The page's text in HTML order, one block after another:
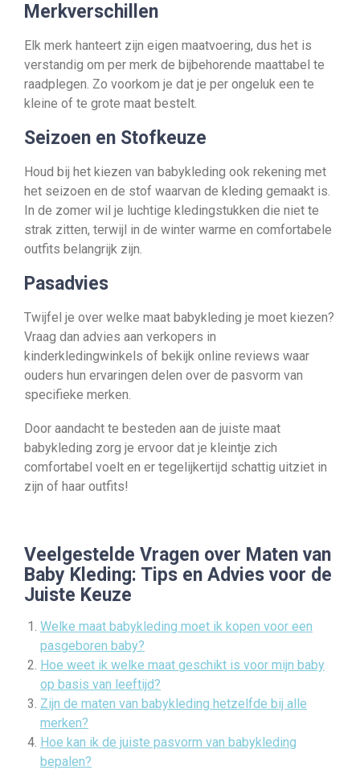
Merkverschillen
Elk merk hanteert zijn eigen maatvoering, dus het is
verstandig om per merk de bijbehorende maattabel te
raadplegen. Zo voorkom je dat je per ongeluk een te
kleine of te grote maat bestelt.
Seizoen en Stofkeuze
Houd bij het kiezen van babykleding ook rekening met
het seizoen en de stof waarvan de kleding gemaakt is.
In de zomer wil je luchtige kledingstukken die niet te
strak zitten, terwijl in de winter warme en comfortabele
outfits belangrijk zijn.
Pasadvies
Twijfel je over welke maat babykleding je moet kiezen?
Vraag dan advies aan verkopers in
kinderkledingwinkels of bekijk online reviews waar
ouders hun ervaringen delen over de pasvorm van
specifieke merken.
Door aandacht te besteden aan de juiste maat
babykleding zorg je ervoor dat je kleintje zich
comfortabel voelt en er tegelijkertijd schattig uitziet in
zijn of haar outfits!
Veelgestelde Vragen over Maten van
Baby Kleding: Tips en Advies voor de
Juiste Keuze
Welke maat babykleding moet ik kopen voor een
pasgeboren baby?
Hoe weet ik welke maat geschikt is voor mijn baby
op basis van leeftijd?
Zijn de maten van babykleding hetzelfde bij alle
merken?
Hoe kan ik de juiste pasvorm van babykleding
bepalen?